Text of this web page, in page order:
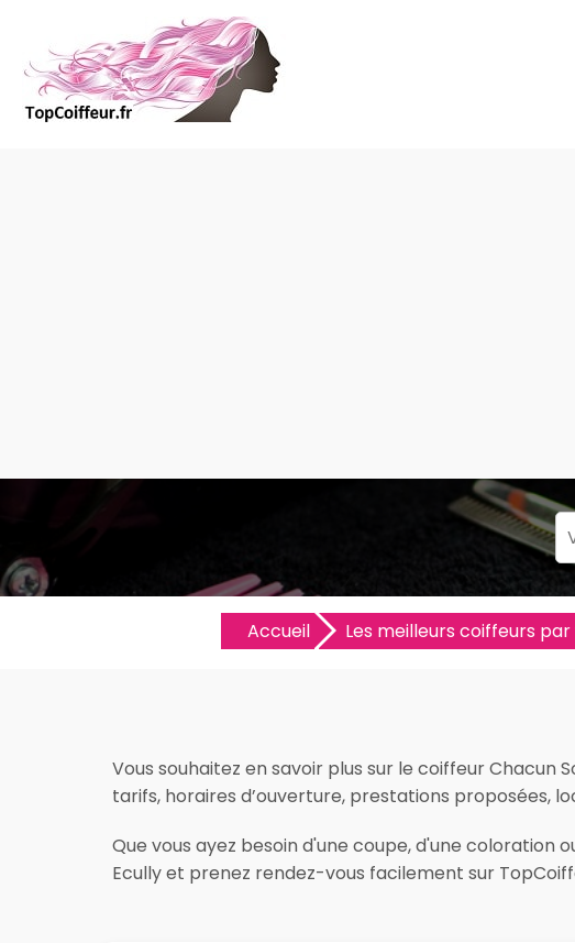
Accueil Les meilleurs coiffeurs par
Vous souhaitez en savoir plus sur le coiffeur Chacun
tarifs, horaires d’ouverture, prestations proposées,
Que vous ayez besoin d'une coupe, d'une coloration
Ecully et prenez rendez-vous facilement sur